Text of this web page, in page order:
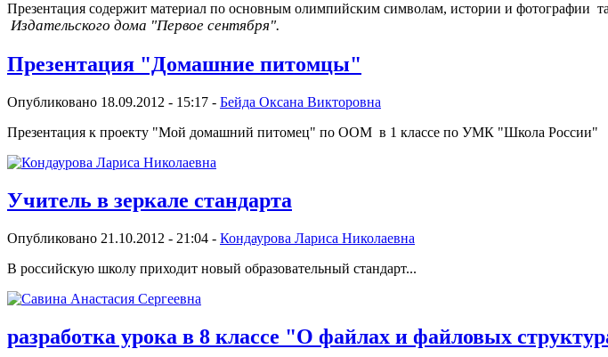
Презентация содержит материал по основным олимпийским символам, истории и фотографии
Издательского дома "Первое сентября".
Презентация "Домашние питомцы"
Опубликовано 18.09.2012 - 15:17 - Бейда Оксана Викторовна
Презентация к проекту "Мой домашний питомец" по ООМ в 1 классе по УМК "Школа России"
Учитель в зеркале стандарта
Опубликовано 21.10.2012 - 21:04 - Кондаурова Лариса Николаевна
В российскую школу приходит новый образовательный стандарт...
разработка урока в 8 классе "О файлах и файловых